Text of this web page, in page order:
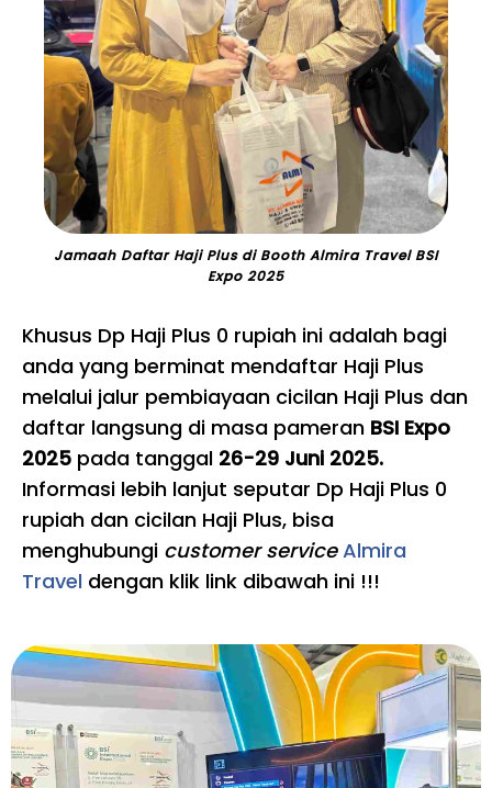
Jamaah Daftar Haji Plus di Booth Almira Travel BSI
Expo 2025
Khusus Dp Haji Plus 0 rupiah ini adalah bagi
anda yang berminat mendaftar Haji Plus
melalui jalur pembiayaan cicilan Haji Plus dan
daftar langsung di masa pameran BSI Expo
2025 pada tanggal 26-29 Juni 2025.
Informasi lebih lanjut seputar Dp Haji Plus 0
rupiah dan cicilan Haji Plus, bisa
menghubungi customer service Almira
Travel dengan klik link dibawah ini !!!